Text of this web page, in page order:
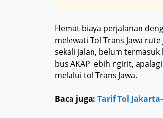
Hemat biaya perjalanan
melewati Tol Trans Jawa
sekali jalan, belum termasuk
bus AKAP lebih ngirit,
melalui tol Trans Jawa.
Baca juga: Tarif Tol